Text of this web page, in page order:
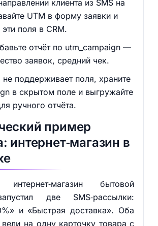
клиента из SMS на
UTM в форму заявки и
поля в CRM.
отчёт по utm_campaign —
заявок, средний чек.
не поддерживает поля, храните
в скрытом поле и выгружайте
ручного отчёта.
пример
интернет‑магазин в
интернет‑магазин бытовой
две SMS‑рассылки:
и «Быстрая доставка». Оба
на одну карточку товара с